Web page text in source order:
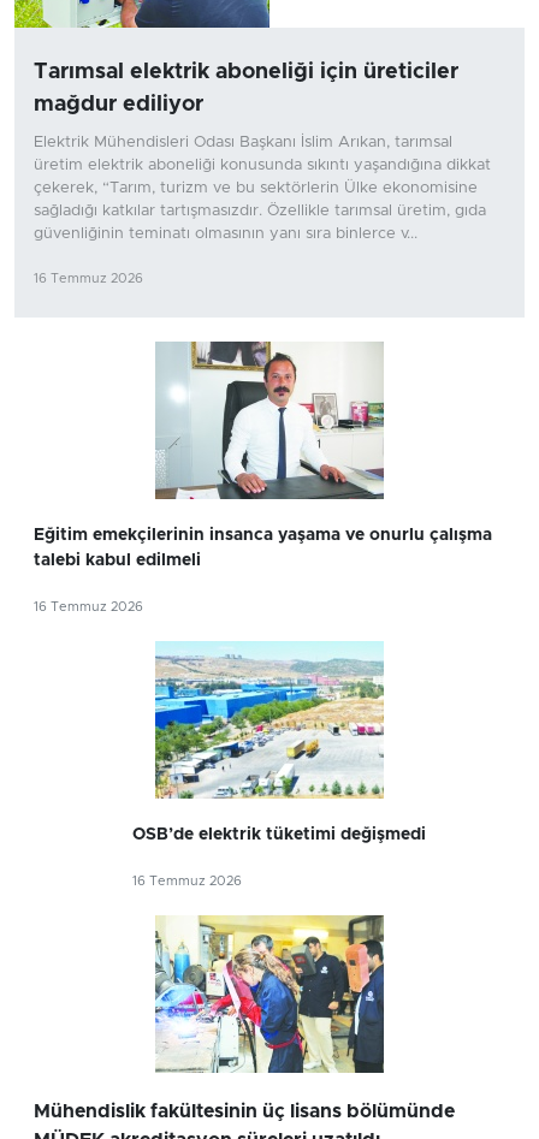
Tarımsal elektrik aboneliği için üreticiler
mağdur ediliyor
Elektrik Mühendisleri Odası Başkanı İslim Arıkan, tarımsal
üretim elektrik aboneliği konusunda sıkıntı yaşandığına dikkat
çekerek, “Tarım, turizm ve bu sektörlerin Ülke ekonomisine
sağladığı katkılar tartışmasızdır. Özellikle tarımsal üretim, gıda
güvenliğinin teminatı olmasının yanı sıra binlerce v...
16 Temmuz 2026
Eğitim emekçilerinin insanca yaşama ve onurlu çalışma
talebi kabul edilmeli
16 Temmuz 2026
OSB’de elektrik tüketimi değişmedi
16 Temmuz 2026
Mühendislik fakültesinin üç lisans bölümünde